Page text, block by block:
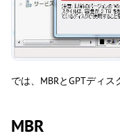
では、MBRとGPTディ
MBR